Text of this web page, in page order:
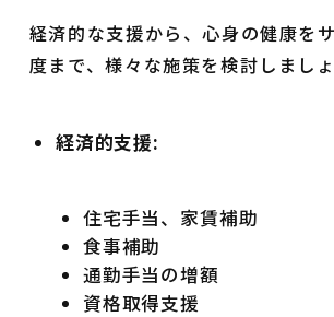
経済的な支援から、心身の健康を
度まで、様々な施策を検討しましょ
経済的支援:
住宅手当、家賃補助
食事補助
通勤手当の増額
資格取得支援